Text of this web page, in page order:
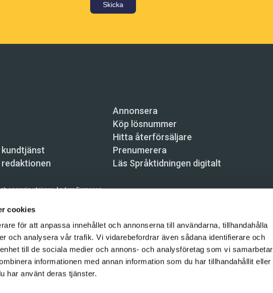
cookies
för att anpassa innehållet och annonserna till användarna, tillhandahålla
och analysera vår trafik. Vi vidarebefordrar även sådana identifierare och
till de sociala medier och annons- och analysföretag som vi samarbetar
informationen med annan information som du har tillhandahållit eller
har använt deras tjänster.
Skicka
Annonsera
Köp lösnummer
Hitta återförsäljare
Prenumerera
Läs Språktidningen digitalt
ansvarig utgivare:Anders Svensson
Skeppsbron 34, 111 30 Stockholm,
prenumeration: 08-121 062 34 (vardagar 8–17),kundtjanst@spraktidningen.se
automatiska tjänster och maskinläsbara metoder (robotar, spiders, indexering och liknande) är inte
på denna webbplats är upphovsrättsligt skyddat.